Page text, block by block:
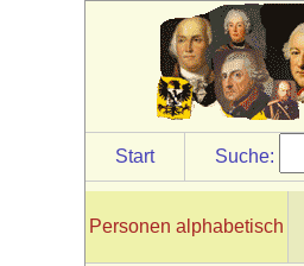
Start Suche:
Personen alphabetisch
* 08.05.1587; + 07.10.1637
Vittorio Amadeo II. di
Amadeus II.)
* 14.05.1666; + 31.10.1732
Vittorio Amadeo III. di
Amadeo II. di Sardegna)
* 26.06.1726; + 16.10.1796
Vittorio Amedeo (II.) di
Vittorio Emanuele I.